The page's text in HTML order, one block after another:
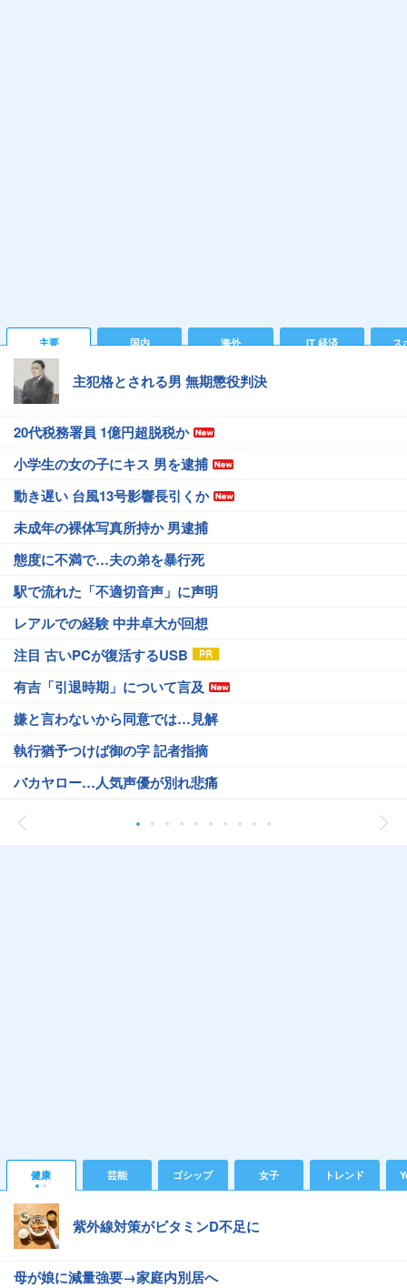
主要 国内 海外 IT 経済 ス
主犯格とされる男 無期懲役判決
20代税務署員 1億円超脱税か
小学生の女の子にキス 男を逮捕
動き遅い 台風13号影響長引くか
未成年の裸体写真所持か 男逮捕
態度に不満で…夫の弟を暴行死
駅で流れた「不適切音声」に声明
レアルでの経験 中井卓大が回想
注目 古いPCが復活するUSB
有吉「引退時期」について言及
嫌と言わないから同意では…見解
執行猶予つけば御の字 記者指摘
バカヤロー…人気声優が別れ悲痛
健康 芸能 ゴシップ 女子 トレンド
紫外線対策がビタミンD不足に
母が娘に減量強要→家庭内別居へ